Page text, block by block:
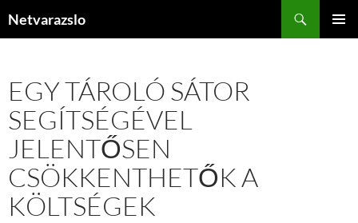
Netvarazslo
EGY TÁROLÓ SÁTOR
SEGÍTSÉGÉVEL
JELENTŐSEN
CSÖKKENTHETŐK A
KÖLTSÉGEK